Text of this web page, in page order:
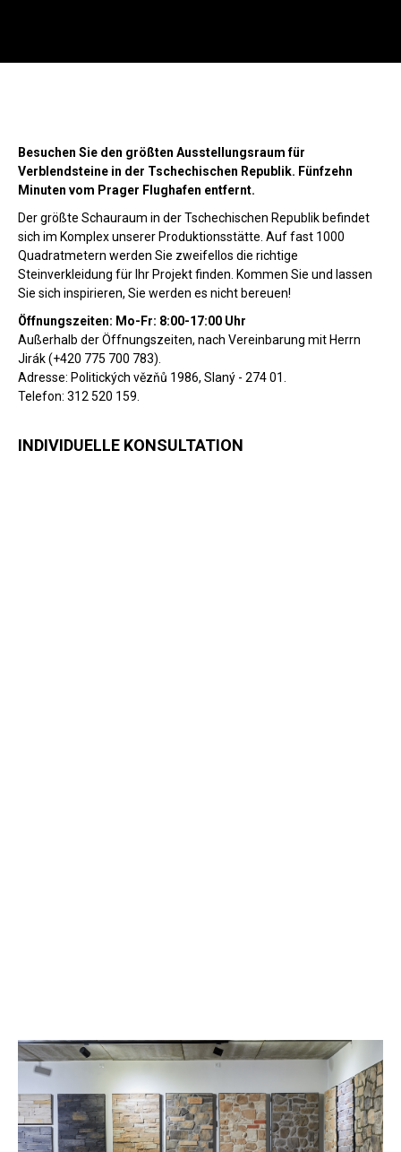
Beratung AT:+43 699 1022 36 86
(Werktags 8 – 17 Uhr)
Besuchen Sie den größten Ausstellungsraum für
Verblendsteine in der Tschechischen Republik. Fünfzehn
Minuten vom Prager Flughafen entfernt.
Der größte Schauraum in der Tschechischen Republik befindet
sich im Komplex unserer Produktionsstätte. Auf fast 1000
Quadratmetern werden Sie zweifellos die richtige
Steinverkleidung für Ihr Projekt finden. Kommen Sie und lassen
Sie sich inspirieren, Sie werden es nicht bereuen!
Öffnungszeiten: Mo-Fr: 8:00-17:00 Uhr
Außerhalb der Öffnungszeiten, nach Vereinbarung mit Herrn
Jirák (+420 775 700 783).
Adresse: Politických vězňů 1986, Slaný - 274 01.
Telefon: 312 520 159.
INDIVIDUELLE KONSULTATION